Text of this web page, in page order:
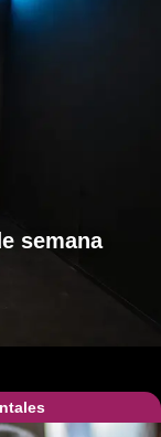
semana